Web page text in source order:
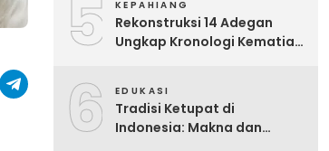
5 KEPAHIANG
Rekonstruksi 14 Adegan
Ungkap Kronologi Kematian
6 EDUKASI
Tradisi Ketupat di
Indonesia: Makna dan